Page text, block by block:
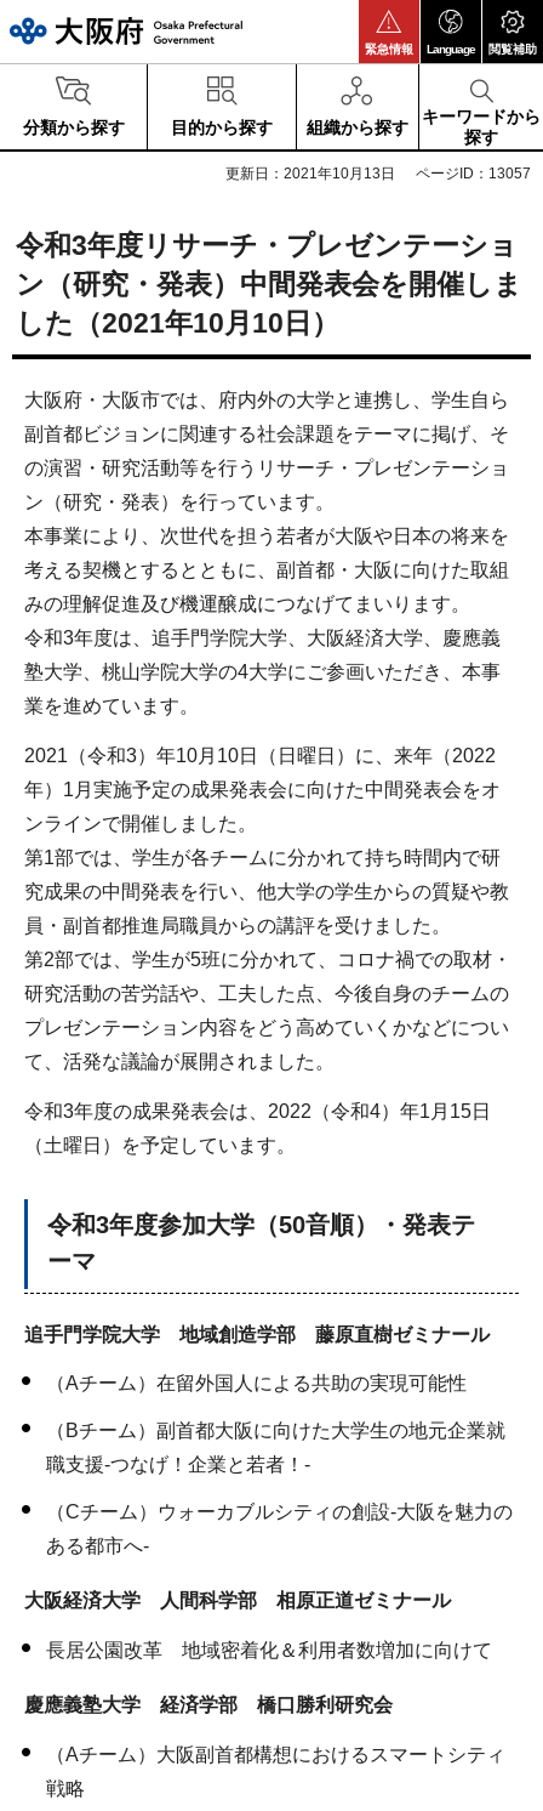
緊急情報 Language 閲覧補助
分類から探す 目的から探す 組織から探す
キーワードから
探す
更新日：2021年10月13日 ページID：13057
令和3年度リサーチ・プレゼンテーショ
ン（研究・発表）中間発表会を開催しま
した（2021年10月10日）
大阪府・大阪市では、府内外の大学と連携し、学生自ら
副首都ビジョンに関連する社会課題をテーマに掲げ、そ
の演習・研究活動等を行うリサーチ・プレゼンテーショ
ン（研究・発表）を行っています。
本事業により、次世代を担う若者が大阪や日本の将来を
考える契機とするとともに、副首都・大阪に向けた取組
みの理解促進及び機運醸成につなげてまいります。
令和3年度は、追手門学院大学、大阪経済大学、慶應義
塾大学、桃山学院大学の4大学にご参画いただき、本事
業を進めています。
2021（令和3）年10月10日（日曜日）に、来年（2022
年）1月実施予定の成果発表会に向けた中間発表会をオ
ンラインで開催しました。
第1部では、学生が各チームに分かれて持ち時間内で研
究成果の中間発表を行い、他大学の学生からの質疑や教
員・副首都推進局職員からの講評を受けました。
第2部では、学生が5班に分かれて、コロナ禍での取材・
研究活動の苦労話や、工夫した点、今後自身のチームの
プレゼンテーション内容をどう高めていくかなどについ
て、活発な議論が展開されました。
令和3年度の成果発表会は、2022（令和4）年1月15日
（土曜日）を予定しています。
令和3年度参加大学（50音順）・発表テ
ーマ
追手門学院大学 地域創造学部 藤原直樹ゼミナール
（Aチーム）在留外国人による共助の実現可能性
（Bチーム）副首都大阪に向けた大学生の地元企業就
職支援-つなげ！企業と若者！-
（Cチーム）ウォーカブルシティの創設-大阪を魅力の
ある都市へ-
大阪経済大学 人間科学部 相原正道ゼミナール
長居公園改革 地域密着化＆利用者数増加に向けて
慶應義塾大学 経済学部 橋口勝利研究会
（Aチーム）大阪副首都構想におけるスマートシティ
戦略